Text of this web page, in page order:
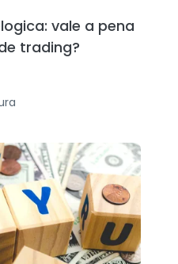
vale a pena
trading?